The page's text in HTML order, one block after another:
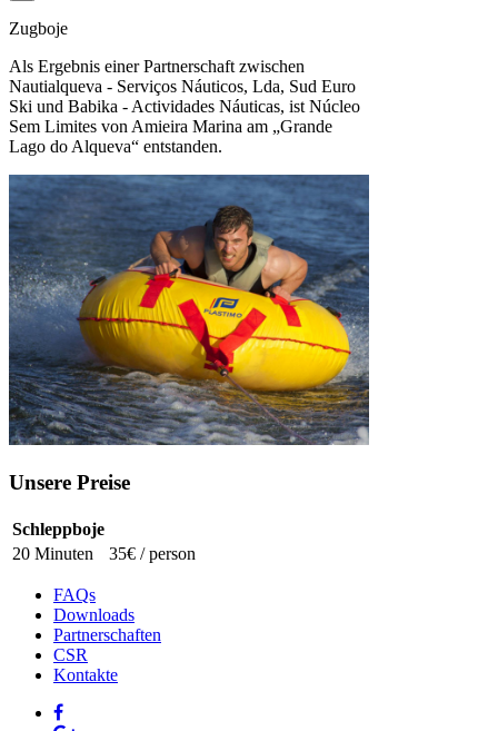
Zugboje
Als Ergebnis einer Partnerschaft zwischen
Nautialqueva - Serviços Náuticos, Lda, Sud Euro
Ski und Babika - Actividades Náuticas, ist Núcleo
Sem Limites von Amieira Marina am „Grande
Lago do Alqueva“ entstanden.
Unsere Preise
Schleppboje
20 Minuten
35€ / person
FAQs
Downloads
Partnerschaften
CSR
Kontakte